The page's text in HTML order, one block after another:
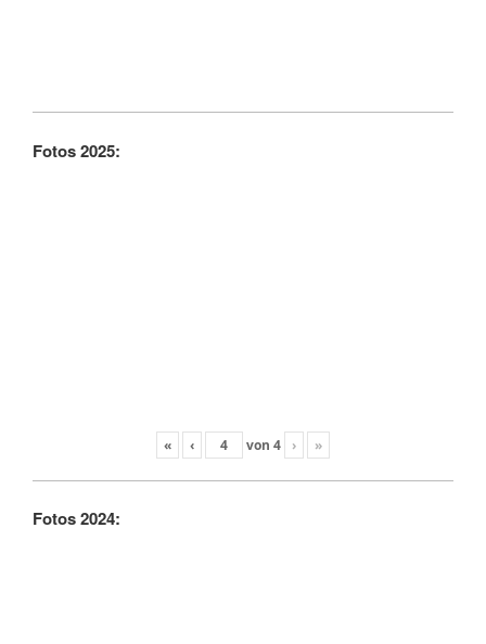
Fotos 2025:
« ‹ von 4 › »
Fotos 2024: